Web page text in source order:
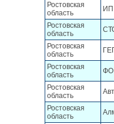
Ростовская
область
ИП
Ростовская
область
Ростовская
область
Ростовская
область
Ростовская
область
Ростовская
область